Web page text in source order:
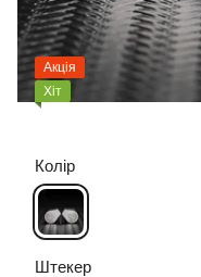
Акція
Хіт
Колір
Штекер